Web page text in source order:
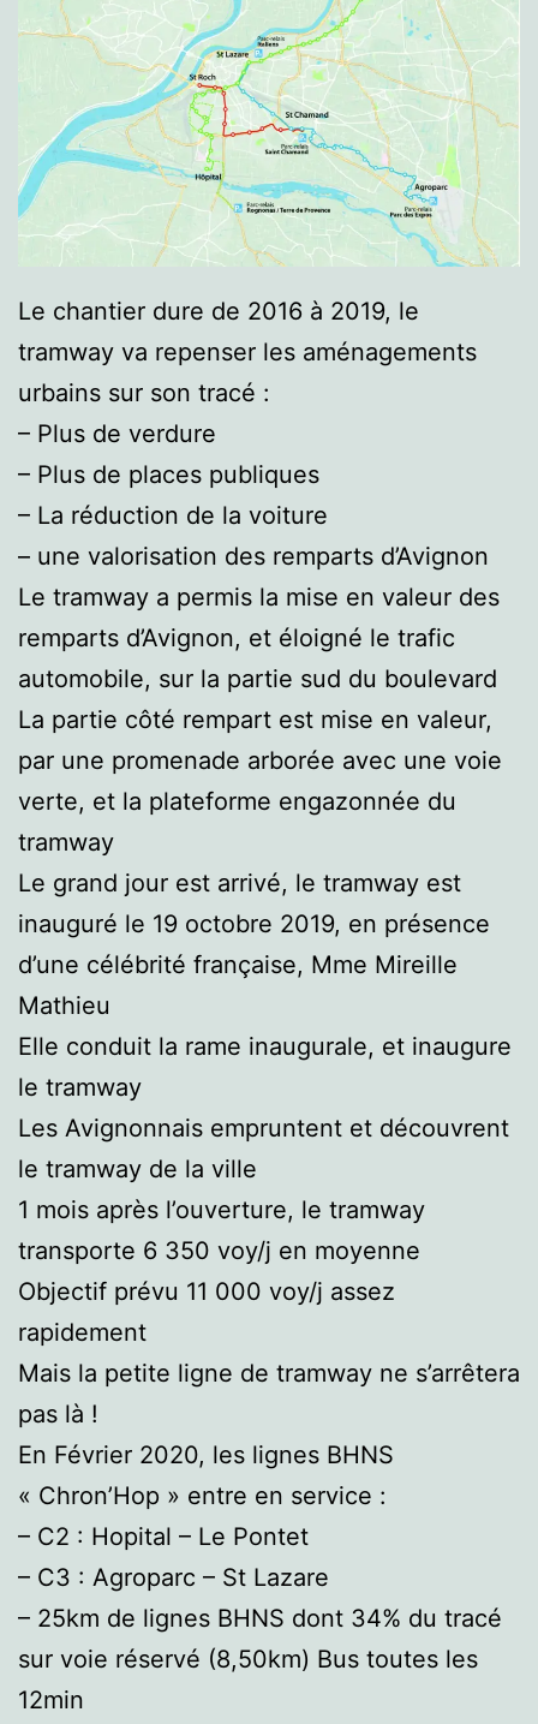
Le chantier dure de 2016 à 2019, le
tramway va repenser les aménagements
urbains sur son tracé :
– Plus de verdure
– Plus de places publiques
– La réduction de la voiture
– une valorisation des remparts d’Avignon
Le tramway a permis la mise en valeur des
remparts d’Avignon, et éloigné le trafic
automobile, sur la partie sud du boulevard
La partie côté rempart est mise en valeur,
par une promenade arborée avec une voie
verte, et la plateforme engazonnée du
tramway
Le grand jour est arrivé, le tramway est
inauguré le 19 octobre 2019, en présence
d’une célébrité française, Mme Mireille
Mathieu
Elle conduit la rame inaugurale, et inaugure
le tramway
Les Avignonnais empruntent et découvrent
le tramway de la ville
1 mois après l’ouverture, le tramway
transporte 6 350 voy/j en moyenne
Objectif prévu 11 000 voy/j assez
rapidement
Mais la petite ligne de tramway ne s’arrêtera
pas là !
En Février 2020, les lignes BHNS
« Chron’Hop » entre en service :
– C2 : Hopital – Le Pontet
– C3 : Agroparc – St Lazare
– 25km de lignes BHNS dont 34% du tracé
sur voie réservé (8,50km) Bus toutes les
12min